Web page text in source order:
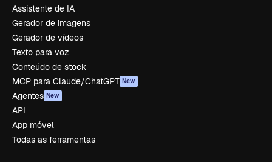
Assistente de IA
Gerador de imagens
Gerador de vídeos
Texto para voz
Conteúdo de stock
MCP para Claude/ChatGPT New
Agentes New
API
App móvel
Todas as ferramentas